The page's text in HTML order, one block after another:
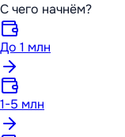
С чего начнём?
До 1 млн
1-5 млн